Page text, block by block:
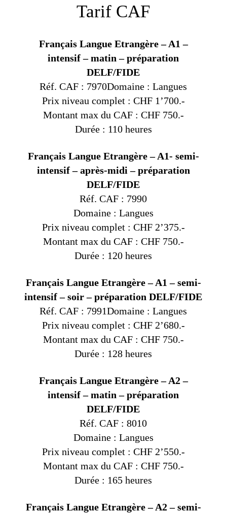
Tarif CAF
Français Langue Etrangère – A1 –
intensif – matin – préparation
DELF/FIDE
Réf. CAF : 7970Domaine : Langues
Prix niveau complet : CHF 1’700.-
Montant max du CAF : CHF 750.-
Durée : 110 heures
Français Langue Etrangère – A1- semi-
intensif – après-midi – préparation
DELF/FIDE
Réf. CAF : 7990
Domaine : Langues
Prix niveau complet : CHF 2’375.-
Montant max du CAF : CHF 750.-
Durée : 120 heures
Français Langue Etrangère – A1 – semi-
intensif – soir – préparation DELF/FIDE
Réf. CAF : 7991Domaine : Langues
Prix niveau complet : CHF 2’680.-
Montant max du CAF : CHF 750.-
Durée : 128 heures
Français Langue Etrangère – A2 –
intensif – matin – préparation
DELF/FIDE
Réf. CAF : 8010
Domaine : Langues
Prix niveau complet : CHF 2’550.-
Montant max du CAF : CHF 750.-
Durée : 165 heures
Français Langue Etrangère – A2 – semi-